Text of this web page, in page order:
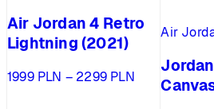
Air Jordan 4 Retro
Lightning (2021)
1999 PLN – 2299 PLNZakres
Air